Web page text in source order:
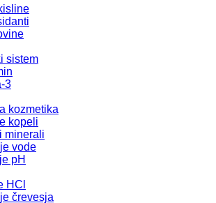
sistem
3
kozmetika
kopeli
minerali
vode
pH
HCl
črevesja